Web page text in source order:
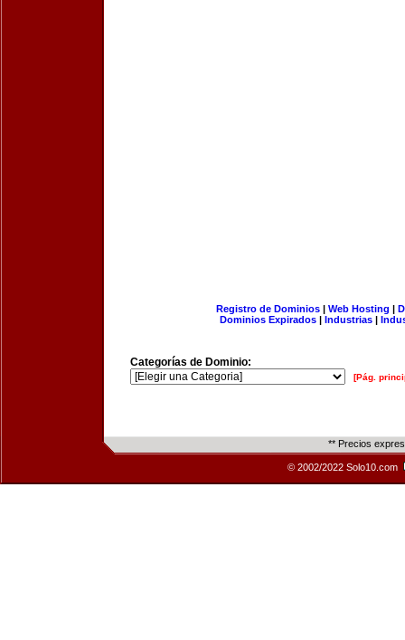
Registro de Dominios| Web Hosting |
Dominios Expirados | Industrias |
Categorías de Dominio:
[Pág.
** Precios
© 2002/2022 Solo10.com